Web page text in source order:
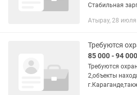
Стабильная зарплата
снаряжения
Атырау, 28 июля
Требуются
85 000 - 94
Требуются
2,объекты